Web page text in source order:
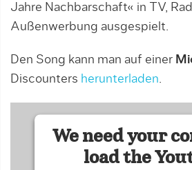
Jahre Nachbarschaft« in TV,
Außenwerbung ausgespielt.
Den Song kann man auf einer
Discounters herunterladen
We need your
load the